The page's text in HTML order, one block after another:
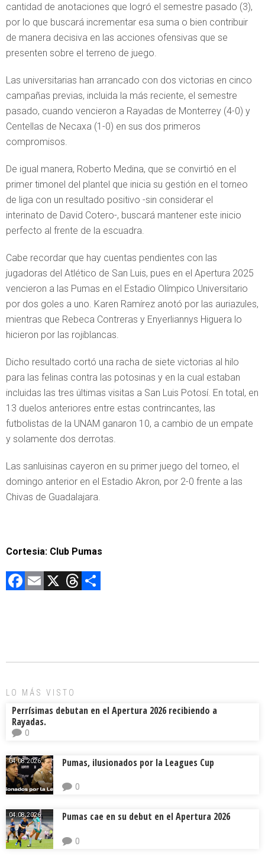
cantidad de anotaciones que logró el semestre pasado (3),
por lo que buscará incrementar esa suma o bien contribuir
de manera decisiva en las acciones ofensivas que se
presenten sobre el terreno de juego.
Las universitarias han arrancado con dos victorias en cinco
campañas previas, incluida la más reciente, el semestre
pasado, cuando vencieron a Rayadas de Monterrey (4-0) y
Centellas de Necaxa (1-0) en sus dos primeros
compromisos.
De igual manera, Roberto Medina, que se convirtió en el
primer timonel del plantel que inicia su gestión en el torneo
de liga con un resultado positivo -sin considerar el
interinato de David Cotero-, buscará mantener este inicio
perfecto al frente de la escuadra.
Cabe recordar que hay cuentas pendientes con las
jugadoras del Atlético de San Luis, pues en el Apertura 2025
vencieron a las Pumas en el Estadio Olímpico Universitario
por dos goles a uno. Karen Ramírez anotó por las auriazules,
mientras que Rebeca Contreras y Enyerliannys Higuera lo
hicieron por las rojiblancas.
Dicho resultado cortó una racha de siete victorias al hilo
para las felinas contra las potosinas y en la cual estaban
incluidas las tres últimas visitas a San Luis Potosí. En total, en
13 duelos anteriores entre estas contrincantes, las
futbolistas de la UNAM ganaron 10, a cambio de un empate
y solamente dos derrotas.
Las sanluisinas cayeron en su primer juego del torneo, el
domingo anterior en el Estadio Akron, por 2-0 frente a las
Chivas de Guadalajara.
Cortesia: Club Pumas
F
o
E X T
d ar
LO MÁS VISTO
Perrísimas debutan en el Apertura 2026 recibiendo a
Rayadas.
0
04.08.2026. Pumas, ilusionados por la Leagues Cup
0
04.08.2026. Pumas cae en su debut en el Apertura 2026
0